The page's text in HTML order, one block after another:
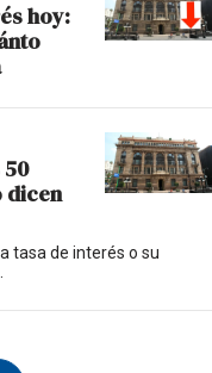
hoy:
dicen
tasa de interés o su